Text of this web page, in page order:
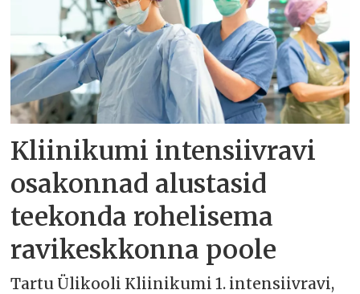
Kliinikumi intensiivravi
osakonnad alustasid
teekonda rohelisema
ravikeskkonna poole
Tartu Ülikooli Kliinikumi 1. intensiivravi,